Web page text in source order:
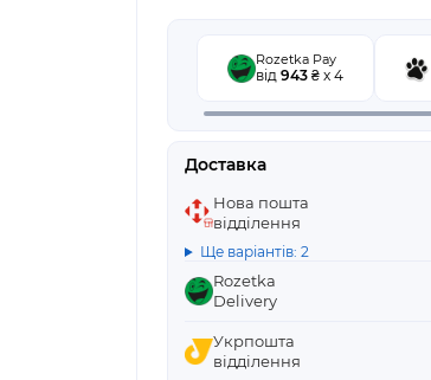
Rozetka Pay
від 943 ₴ x 4
Доставка
Нова пошта
відділення
Ще варіантів: 2
Rozetka
Delivery
Укрпошта
відділення